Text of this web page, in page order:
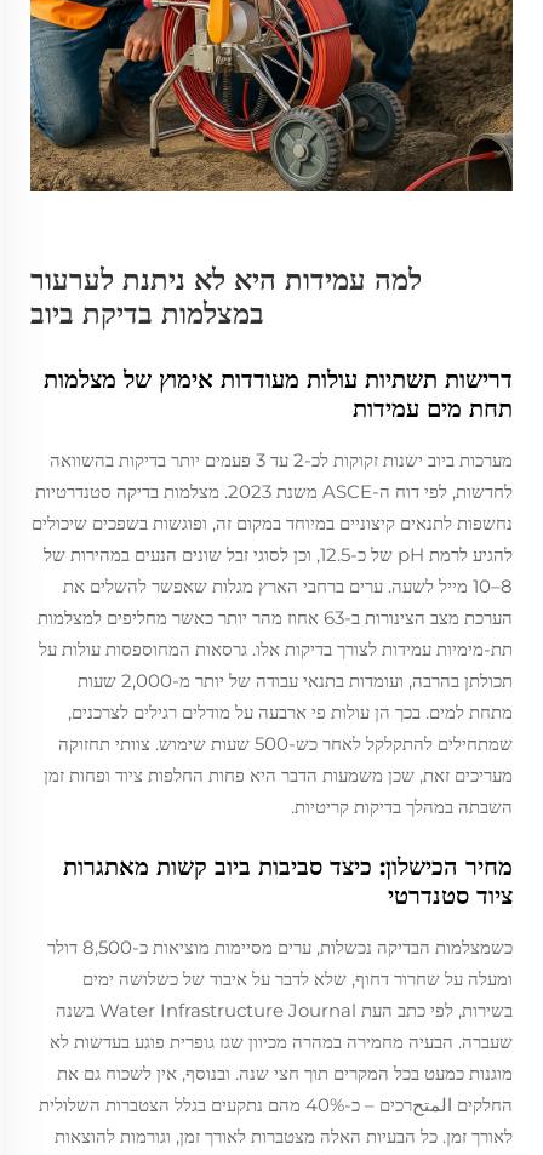
למה עמידות היא לא ניתנת לערעור
במצלמות בדיקת ביוב
דרישות תשתיות עולות מעודדות אימוץ של מצלמות
תחת מים עמידות
מערכות ביוב ישנות זקוקות לכ-2 עד 3 פעמים יותר בדיקות בהשוואה
לחדשות, לפי דוח ה-ASCE משנת 2023. מצלמות בדיקה סטנדרטיות
נחשפות לתנאים קיצוניים במיוחד במקום זה, ופוגשות בשפכים שיכולים
להגיע לרמת pH של כ-12.5, וכן לסוגי זבל שונים הנעים במהירות של
8–10 מייל לשעה. ערים ברחבי הארץ מגלות שאפשר להשלים את
הערכת מצב הצינורות ב-63 אחוז מהר יותר כאשר מחליפים למצלמות
תת-מימיות עמידות לצורך בדיקות אלו. גרסאות המחוספסות עולות על
תכולתן בהרבה, ועומדות בתנאי עבודה של יותר מ-2,000 שעות
מתחת למים. בכך הן עולות פי ארבעה על מודלים רגילים לצרכנים,
שמתחילים להתקלקל לאחר כש-500 שעות שימוש. צוותי תחזוקה
מעריכים זאת, שכן משמעות הדבר היא פחות החלפות ציוד ופחות זמן
השבתה במהלך בדיקות קריטיות.
מחיר הכישלון: כיצד סביבות ביוב קשות מאתגרות
ציוד סטנדרטי
כשמצלמות הבדיקה נכשלות, ערים מסיימות מוציאות כ-8,500 דולר
ומעלה על שחרור דחוף, שלא לדבר על איבוד של כשלושה ימים
בשירות, לפי כתב העת Water Infrastructure Journal בשנה
שעברה. הבעיה מחמירה במהרה מכיוון שגז גופרית פוגע בעדשות לא
מוגנות כמעט בכל המקרים תוך חצי שנה. ובנוסף, אין לשכוח גם את
החלקים المتحרכים – כ-40% מהם נתקעים בגלל הצטברות השלולית
לאורך זמן. כל הבעיות האלה מצטברות לאורך זמן, וגורמות להוצאות